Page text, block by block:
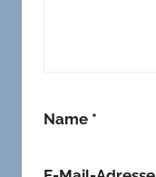
Name *